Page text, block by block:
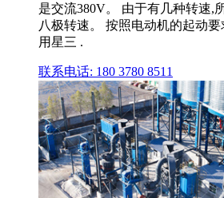
是交流380V。 由于有几种转速,
八极转速。 按照电动机的起动
用星三 .
联系电话: 180 3780 8511